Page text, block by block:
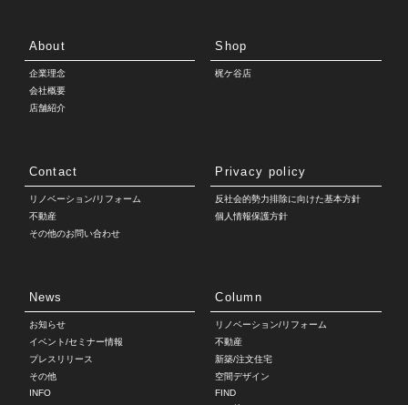
About
企業理念
会社概要
店舗紹介
Shop
梶ケ谷店
Contact
リノベーション/リフォーム
不動産
その他のお問い合わせ
Privacy policy
反社会的勢力排除に向けた基本方針
個人情報保護方針
News
お知らせ
イベント/セミナー情報
プレスリリース
その他
INFO
Column
リノベーション/リフォーム
不動産
新築/注文住宅
空間デザイン
FIND